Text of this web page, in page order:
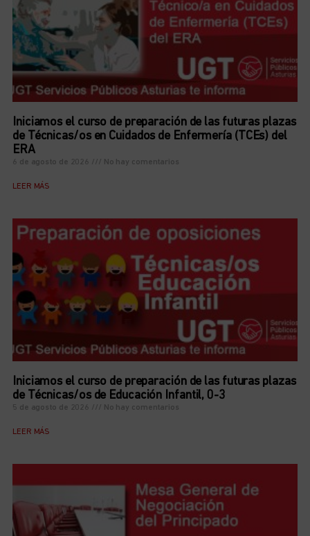
Iniciamos el curso de preparación de las futuras plazas
de Técnicas/os en Cuidados de Enfermería (TCEs) del
ERA
6 de agosto de 2026 No hay comentarios
LEER MÁS
Iniciamos el curso de preparación de las futuras plazas
de Técnicas/os de Educación Infantil, 0-3
5 de agosto de 2026 No hay comentarios
LEER MÁS